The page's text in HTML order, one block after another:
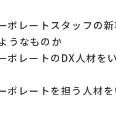
レートスタッフの新
うなものか
レートのDX人材を
レートを担う人材を